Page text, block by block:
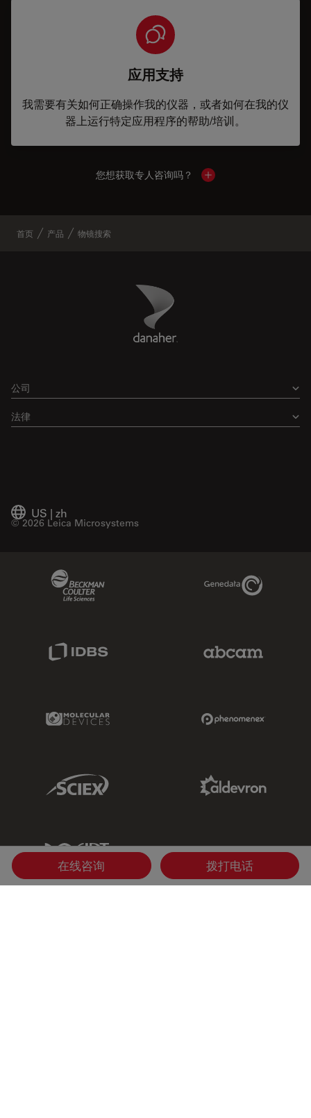
应用支持
我需要有关如何正确操作我的仪器，或者如何在我的仪
器上运行特定应用程序的帮助/培训。
您想获取专人咨询吗？ Show local contacts
首页 产品 物镜搜索
Danaher Logo
公司
法律
US | zh
© 2026 Leica Microsystems
Genedata Link
Molecular Devices Link
Sciex Link
IDT Link
在线咨询 拨打电话